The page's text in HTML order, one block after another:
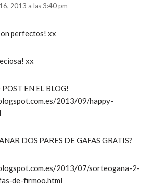
2013 a las 3:40 pm
perfectos! xx
xx
EN EL BLOG!
2013/09/happy-
DOS PARES DE GAFAS GRATIS?
2013/07/sorteogana-2-
de-firmoo.html